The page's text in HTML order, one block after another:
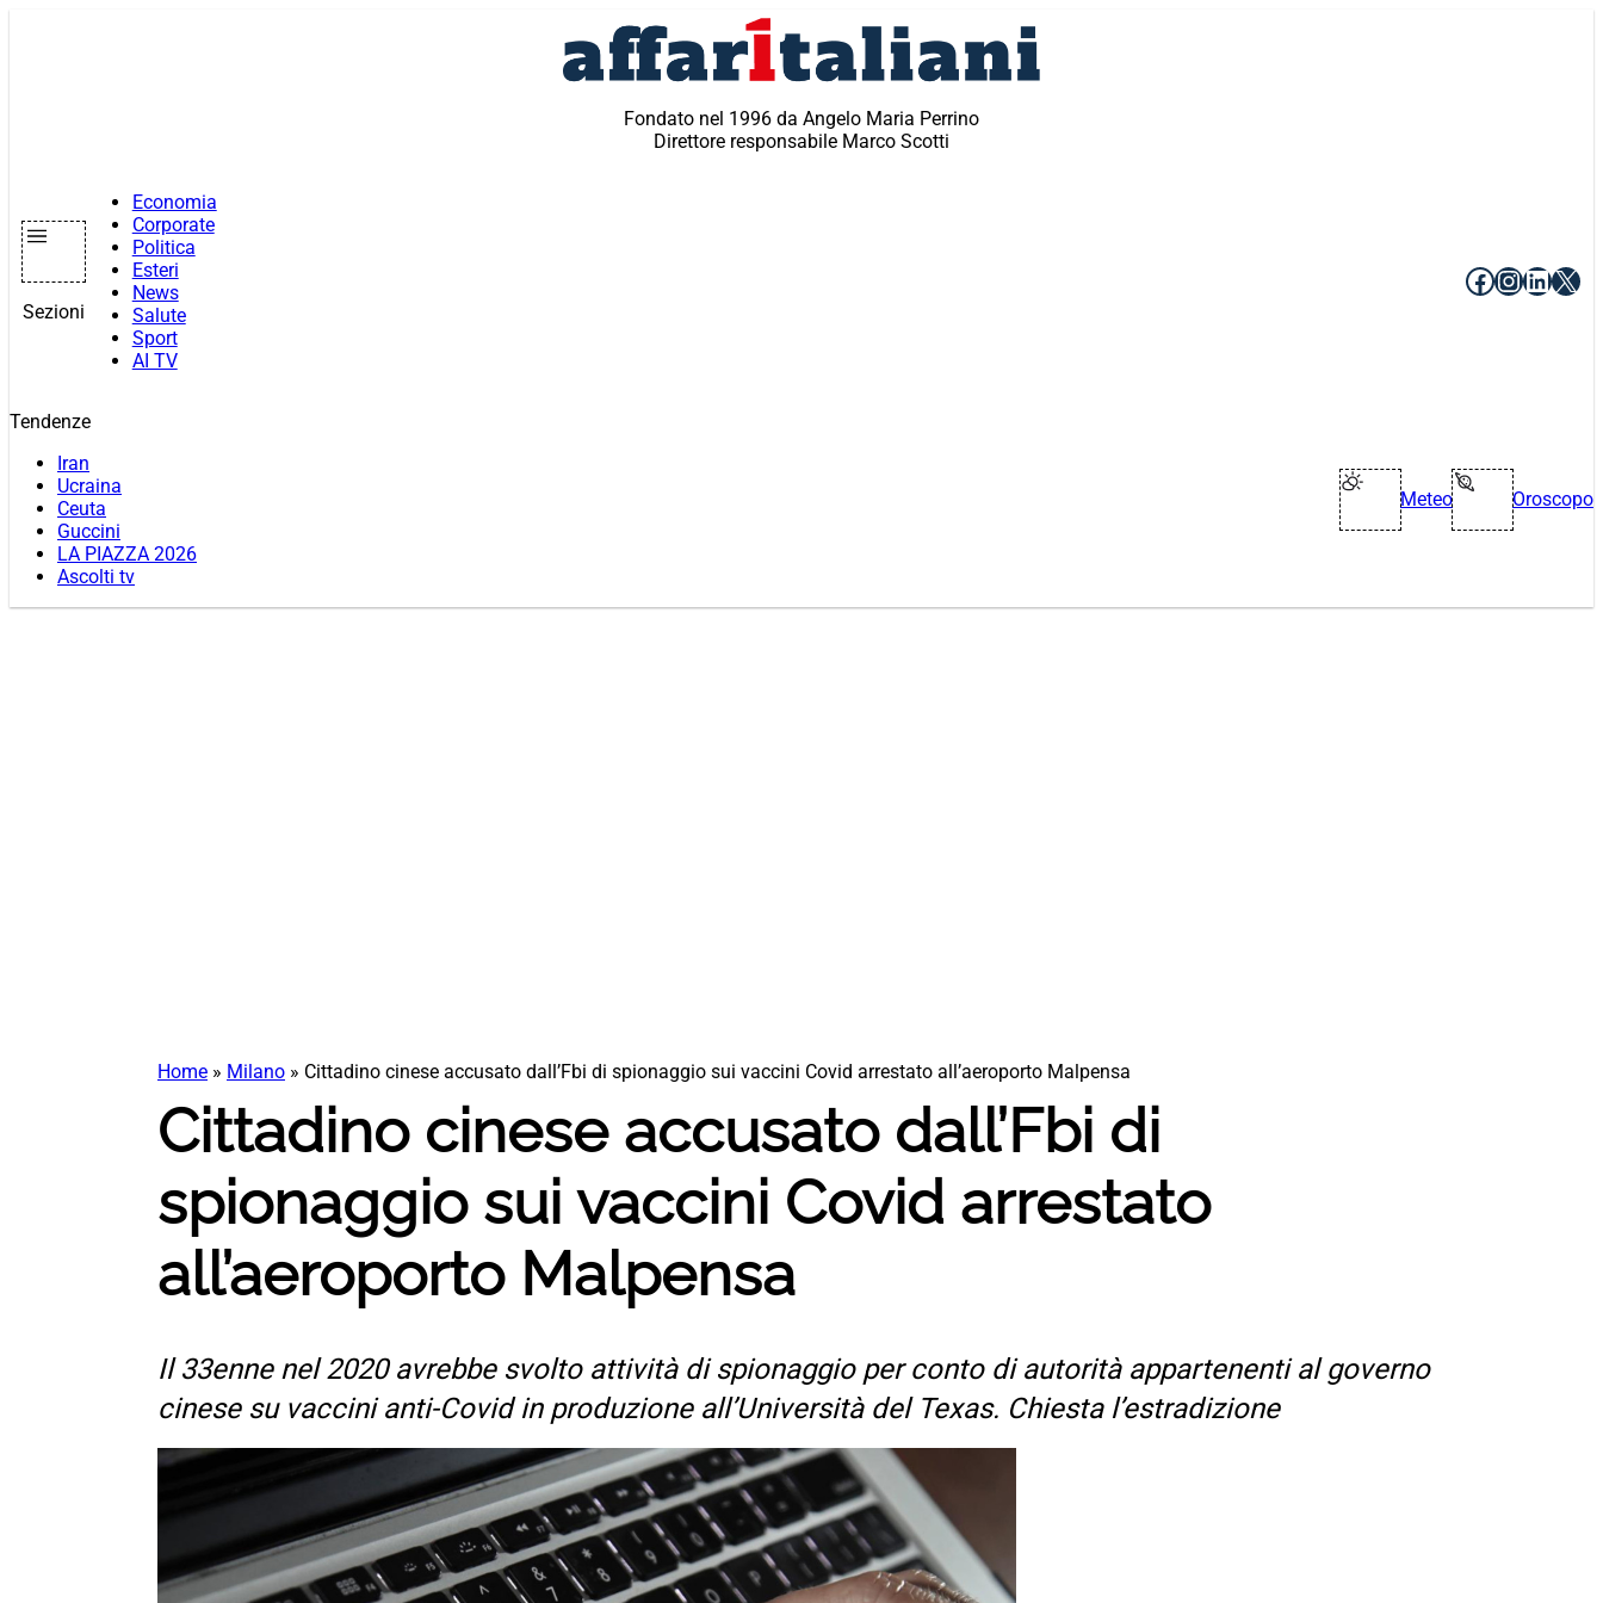
Fondato nel 1996 da Angelo Maria Perrino
Direttore responsabile Marco Scotti
Sezioni
Economia
Corporate
Politica
Esteri
News
Salute
Sport
AI TV
Facebook
X
Tendenze
Iran
Ucraina
Ceuta
Guccini
LA PIAZZA 2026
Ascolti tv
Meteo Oroscopo
Home » Milano » Cittadino cinese accusato dall’Fbi di spionaggio sui vaccini Covid arrestato all’aeroporto Malpensa
Cittadino cinese accusato dall’Fbi di
spionaggio sui vaccini Covid arrestato
all’aeroporto Malpensa
Il 33enne nel 2020 avrebbe svolto attività di spionaggio per conto di autorità appartenenti al governo
cinese su vaccini anti-Covid in produzione all’Università del Texas. Chiesta l’estradizione